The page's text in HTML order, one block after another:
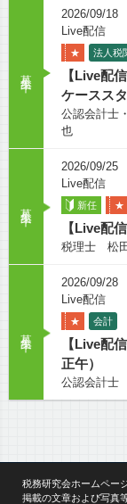
2026/09/18
Live配信
★ 法人税
【Live配
ケースス
公認会計士
也
2026/09/25
Live配信
新任 ★
【Live配
税理士 松
2026/09/28
Live配信
★ 会計
【Live配
正午）
公認会計士
税務研究会ホームペー
掲載の文章および写真